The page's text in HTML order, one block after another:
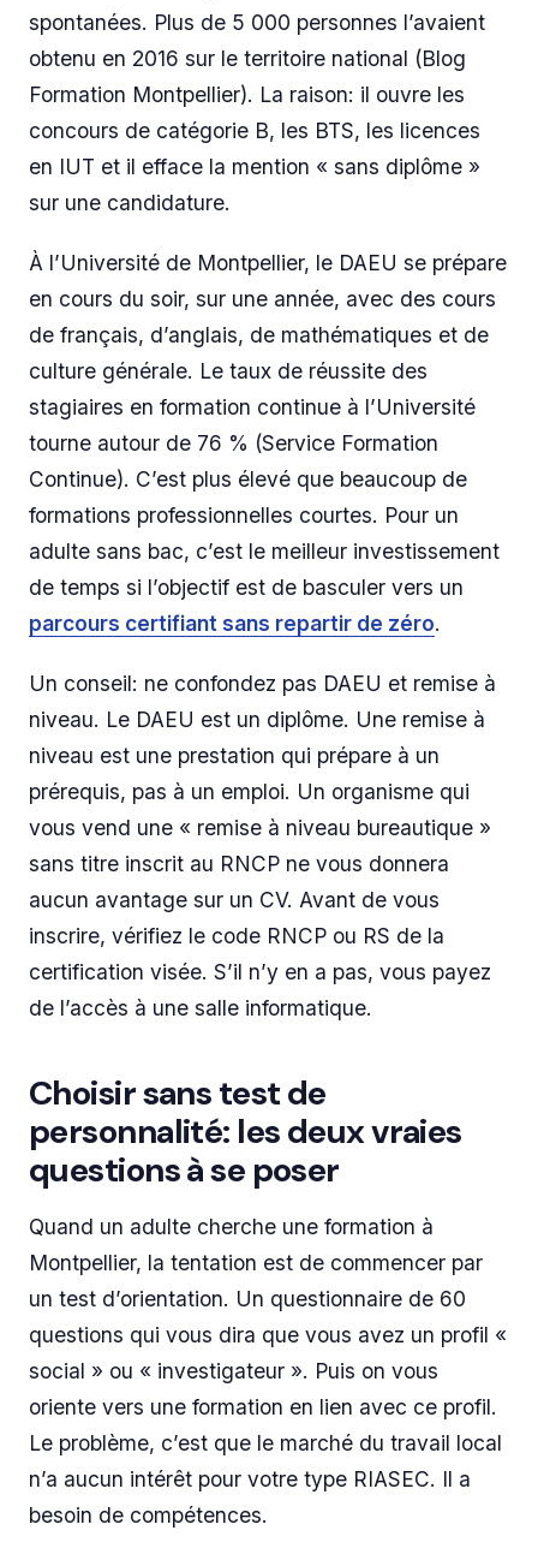
spontanées. Plus de 5 000 personnes l’avaient
obtenu en 2016 sur le territoire national (Blog
Formation Montpellier). La raison: il ouvre les
concours de catégorie B, les BTS, les licences
en IUT et il efface la mention « sans diplôme »
sur une candidature.
À l’Université de Montpellier, le DAEU se prépare
en cours du soir, sur une année, avec des cours
de français, d’anglais, de mathématiques et de
culture générale. Le taux de réussite des
stagiaires en formation continue à l’Université
tourne autour de 76 % (Service Formation
Continue). C’est plus élevé que beaucoup de
formations professionnelles courtes. Pour un
adulte sans bac, c’est le meilleur investissement
de temps si l’objectif est de basculer vers un
parcours certifiant sans repartir de zéro.
Un conseil: ne confondez pas DAEU et remise à
niveau. Le DAEU est un diplôme. Une remise à
niveau est une prestation qui prépare à un
prérequis, pas à un emploi. Un organisme qui
vous vend une « remise à niveau bureautique »
sans titre inscrit au RNCP ne vous donnera
aucun avantage sur un CV. Avant de vous
inscrire, vérifiez le code RNCP ou RS de la
certification visée. S’il n’y en a pas, vous payez
de l’accès à une salle informatique.
Choisir sans test de
personnalité: les deux vraies
questions à se poser
Quand un adulte cherche une formation à
Montpellier, la tentation est de commencer par
un test d’orientation. Un questionnaire de 60
questions qui vous dira que vous avez un profil «
social » ou « investigateur ». Puis on vous
oriente vers une formation en lien avec ce profil.
Le problème, c’est que le marché du travail local
n’a aucun intérêt pour votre type RIASEC. Il a
besoin de compétences.